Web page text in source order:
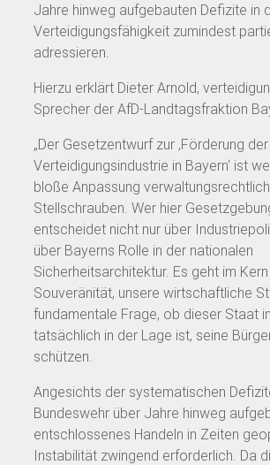
Jahre hinweg aufgebauten Defizite in
Verteidigungsfähigkeit zumindest
adressieren.
Hierzu erklärt Dieter Arnold,
Sprecher der AfD-Landtagsfraktion
„Der Gesetzentwurf zur ‚Förderung der
Verteidigungsindustrie in Bayern‘ ist
bloße Anpassung
Stellschrauben. Wer hier
entscheidet nicht nur über
über Bayerns Rolle in der nationalen
Sicherheitsarchitektur. Es geht im
Souveränität, unsere wirtschaftliche
fundamentale Frage, ob dieser Staat
tatsächlich in der Lage ist, seine
schützen.
Angesichts der systematischen
Bundeswehr über Jahre hinweg
entschlossenes Handeln in Zeiten
Instabilität zwingend erforderlich. Da